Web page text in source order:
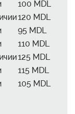
100 MDL
120 MDL
95 MDL
110 MDL
125 MDL
115 MDL
105 MDL